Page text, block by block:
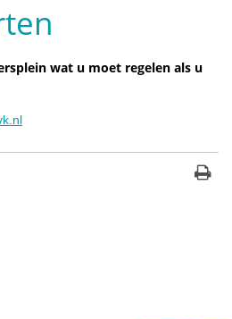
wat u moet regelen als u